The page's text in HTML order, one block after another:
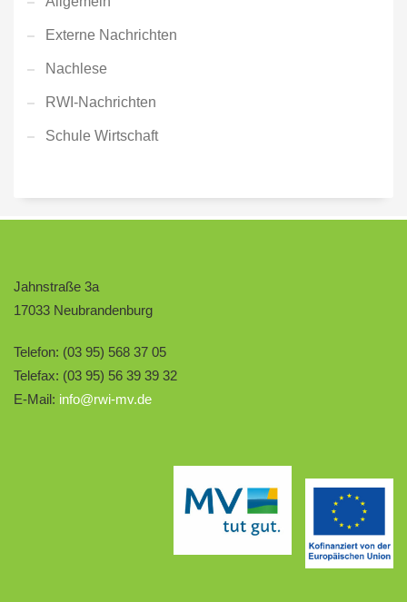
Externe Nachrichten
Nachlese
RWI-Nachrichten
Schule Wirtschaft
Jahnstraße 3a
17033 Neubrandenburg
Telefon: (03 95) 568 37 05
Telefax: (03 95) 56 39 39 32
E-Mail: info@rwi-mv.de